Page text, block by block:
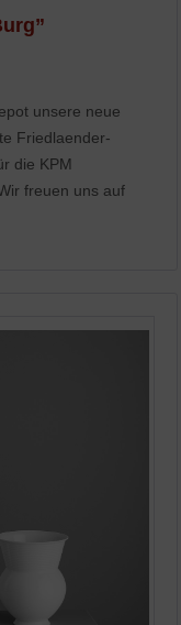
unsere neue
Friedlaender-
die KPM
freuen uns auf